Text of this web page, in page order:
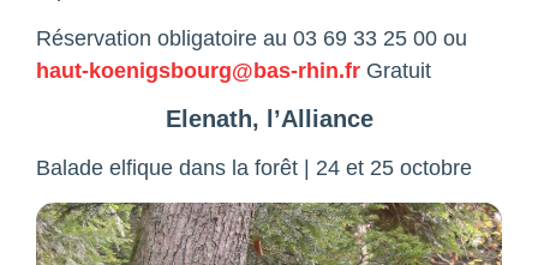
Réservation obligatoire au 03 69 33 25 00 ou
haut-koenigsbourg@bas-rhin.fr Gratuit
Elenath, l’Alliance
Balade elfique dans la forêt | 24 et 25 octobre